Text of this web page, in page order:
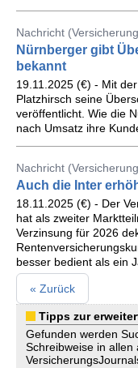
Nachricht
Nürnberger gibt
bekannt
19.11.2025 (€) - Mit
Platzhirsch seine
veröffentlicht. Wie die
nach Umsatz ihre
Nachricht
Auch die Inter
18.11.2025 (€) - Der
hat als zweiter
Verzinsung für 2026
besser bedient als ein
« Zurück
Tipps zur
Gefunden werden
Schreibweise in